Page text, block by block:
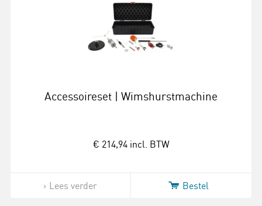
Accessoireset | Wimshurstmachine
€ 214,94 incl. BTW
Lees verder Bestel